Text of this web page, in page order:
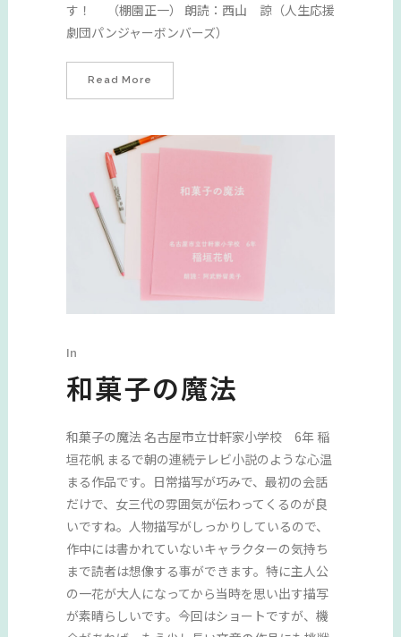
す！ （棚園正一） 朗読：西山 諒（人生応援
劇団パンジャーボンバーズ）
Read More
In
和菓子の魔法
和菓子の魔法 名古屋市立廿軒家小学校 6年 稲
垣花帆 まるで朝の連続テレビ小説のような心温
まる作品です。日常描写が巧みで、最初の会話
だけで、女三代の雰囲気が伝わってくるのが良
いですね。人物描写がしっかりしているので、
作中には書かれていないキャラクターの気持ち
まで読者は想像する事ができます。特に主人公
の一花が大人になってから当時を思い出す描写
が素晴らしいです。今回はショートですが、機